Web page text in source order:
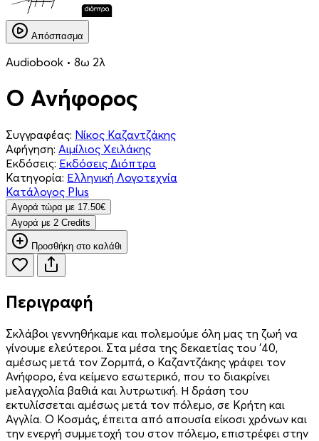
Απόσπασμα
Audiobook • 8ω 2λ
Ο Ανήφορος
Συγγραφέας: Νίκος Καζαντζάκης
Αφήγηση: Αιμίλιος Χειλάκης
Εκδόσεις: Εκδόσεις Διόπτρα
Κατηγορία: Ελληνική Λογοτεχνία
Κατάλογος Plus
Aγορά τώρα με 17.50€
Aγορά με 2 Credits
Προσθήκη στο καλάθι
Περιγραφή
Σκλάβοι γεννηθήκαμε και πολεμούμε όλη μας τη ζωή να
γίνουμε ελεύτεροι. Στα μέσα της δεκαετίας του ’40,
αμέσως μετά τον Ζορμπά, ο Καζαντζάκης γράφει τον
Ανήφορο, ένα κείμενο εσωτερικό, που το διακρίνει
μελαγχολία βαθιά και λυτρωτική. Η δράση του
εκτυλίσσεται αμέσως μετά τον πόλεμο, σε Κρήτη και
Αγγλία. Ο Κοσμάς, έπειτα από απουσία είκοσι χρόνων και
την ενεργή συμμετοχή του στον πόλεμο, επιστρέφει στην